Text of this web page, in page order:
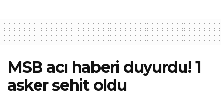
MSB acı haberi duyurdu! 1
asker şehit oldu